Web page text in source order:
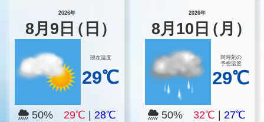
2026年
8月 9 日（日）
現在温度
29℃
50% 29℃ 28℃
2026年
8月 10 日（月）
同時刻の
予想温度
29℃
50% 32℃ |27℃